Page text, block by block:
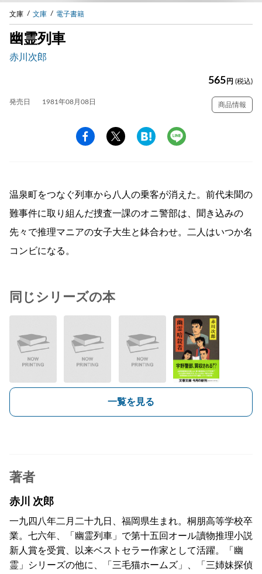
文庫 文庫 電子書籍
幽霊列車
赤川次郎
565 円 (税込)
発売日 1981年08月08日 商品情報
温泉町をつなぐ列車から八人の乗客が消えた。前代未聞の
難事件に取り組んだ捜査一課のオニ警部は、聞き込みの
先々で推理マニアの女子大生と鉢合わせ。二人はいつか名
コンビになる。
同じシリーズの本
一覧を見る
著者
赤川 次郎
一九四八年二月二十九日、福岡県生まれ。桐朋高等学校卒
業。七六年、「幽霊列車」で第十五回オール讀物推理小説
新人賞を受賞、以来ベストセラー作家として活躍。「幽
霊」シリーズの他に、「三毛猫ホームズ」、「三姉妹探偵